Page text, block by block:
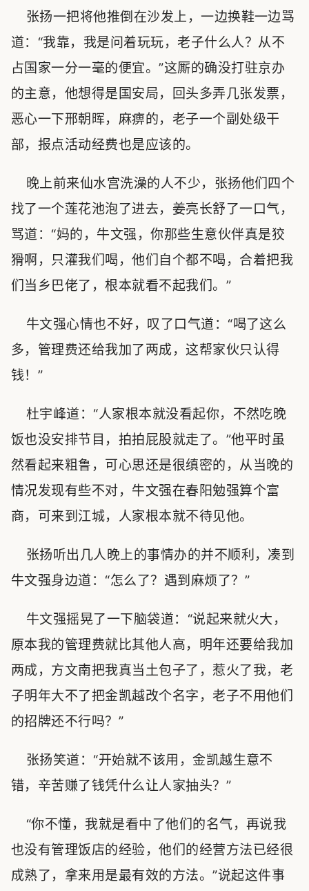
张扬一把将他推倒在沙发上，一边换鞋一边骂
道：“我靠，我是问着玩玩，老子什么人？从不
占国家一分一毫的便宜。”这厮的确没打驻京办
的主意，他想得是国安局，回头多弄几张发票，
恶心一下邢朝晖，麻痹的，老子一个副处级干
部，报点活动经费也是应该的。
晚上前来仙水宫洗澡的人不少，张扬他们四个
找了一个莲花池泡了进去，姜亮长舒了一口气，
骂道：“妈的，牛文强，你那些生意伙伴真是狡
猾啊，只灌我们喝，他们自个都不喝，合着把我
们当乡巴佬了，根本就看不起我们。”
牛文强心情也不好，叹了口气道：“喝了这么
多，管理费还给我加了两成，这帮家伙只认得
钱！”
杜宇峰道：“人家根本就没看起你，不然吃晚
饭也没安排节目，拍拍屁股就走了。”他平时虽
然看起来粗鲁，可心思还是很缜密的，从当晚的
情况发现有些不对，牛文强在春阳勉强算个富
商，可来到江城，人家根本就不待见他。
张扬听出几人晚上的事情办的并不顺利，凑到
牛文强身边道：“怎么了？遇到麻烦了？”
牛文强摇晃了一下脑袋道：“说起来就火大，
原本我的管理费就比其他人高，明年还要给我加
两成，方文南把我真当土包子了，惹火了我，老
子明年大不了把金凯越改个名字，老子不用他们
的招牌还不行吗？”
张扬笑道：“开始就不该用，金凯越生意不
错，辛苦赚了钱凭什么让人家抽头？”
“你不懂，我就是看中了他们的名气，再说我
也没有管理饭店的经验，他们的经营方法已经很
成熟了，拿来用是最有效的方法。”说起这件事